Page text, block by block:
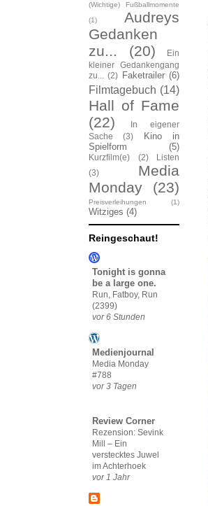
(Wichtige) Fußballmomente
(1)
Audreys
Gedanken
zu...
(20)
Ein
kleiner Gedankengang
zu...
(2) Faketrailer (6)
Filmtagebuch (14)
Hall of Fame
(22)
In eigener
Sache
(3)
Kino in
Spielform
(5)
Kurzfilm(e) (2)
Listen
(3)
Media
Monday
(23)
Preisverleihungen (1)
Witziges (4)
Reingeschaut!
Tonight is gonna
be a large one.
Run, Fatboy, Run
(2399)
vor 6 Stunden
Medienjournal
Media Monday
#788
vor 3 Tagen
Review Corner
Rezension: Sevink
Mill – Ein
verstecktes Juwel
im Achterhoek
vor 1 Jahr